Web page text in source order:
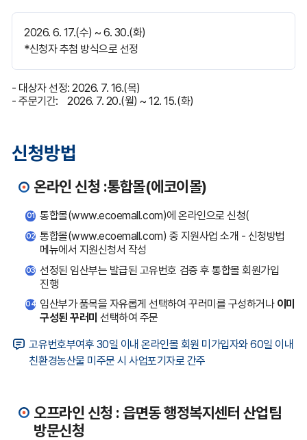
2026. 6. 17.(수) ~ 6. 30.(화)
*신청자 추첨 방식으로 선정
- 대상자 선정: 2026. 7. 16.(목)
- 주문기간: 2026. 7. 20.(월) ~ 12. 15.(화)
신청방법
온라인 신청 :통합몰(에코이몰)
01 통합몰(www.ecoemall.com)에 온라인으로 신청(
02 통합몰(www.ecoemall.com) 중 지원사업 소개 - 신청방법
메뉴에서 지원신청서 작성
03 선정된 임산부는 발급된 고유번호 검증 후 통합몰 회원가입
진행
04 임산부가 품목을 자유롭게 선택하여 꾸러미를 구성하거나 이미
구성된 꾸러미 선택하여 주문
고유번호부여후 30일 이내 온라인몰 회원 미가입자와 60일 이내
친환경농산물 미주문 시 사업포기자로 간주
오프라인 신청 : 읍면동 행정복지센터 산업팀
방문신청